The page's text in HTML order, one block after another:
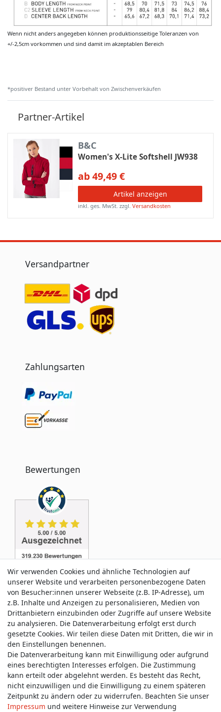
Wenn nicht anders angegeben können produktionsseitige Toleranzen von
+/-2,5cm vorkommen und sind damit im akzeptablen Bereich
*positiver Bestand unter Vorbehalt von Zwischenverkäufen
Partner-Artikel
B&C
Women's X-Lite Softshell JW938
ab 49,49 €
Artikel anzeigen
inkl. ges. MwSt. zzgl.Versandkosten
Versandpartner
Zahlungsarten
Bewertungen
Service & Kontakt
Wünschen Sie einen Rückruf?
service@allmyclothes.de
Schreiben Sie uns:
service@allmyclothes.de
Wir verwenden Cookies und ähnliche Technologien auf
unserer Website und verarbeiten personenbezogene Daten
von Besucher:innen unserer Webseite (z.B. IP-Adresse), um
z.B. Inhalte und Anzeigen zu personalisieren, Medien von
Drittanbietern einzubinden oder Zugriffe auf unsere Website
zu analysieren. Die Datenverarbeitung erfolgt erst durch
gesetzte Cookies. Wir teilen diese Daten mit Dritten, die wir in
den Einstellungen benennen.
Die Datenverarbeitung kann mit Einwilligung oder aufgrund
eines berechtigten Interesses erfolgen. Die Zustimmung
kann erteilt oder abgelehnt werden. Es besteht das Recht,
nicht einzuwilligen und die Einwilligung zu einem späteren
Zeitpunkt zu ändern oder zu widerrufen. Beachten Sie unser
Impressum und weitere Hinweise zur Verwendung